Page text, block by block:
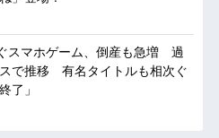
スマホゲーム、倒産も急増 過
で推移 有名タイトルも相次ぐ
了」